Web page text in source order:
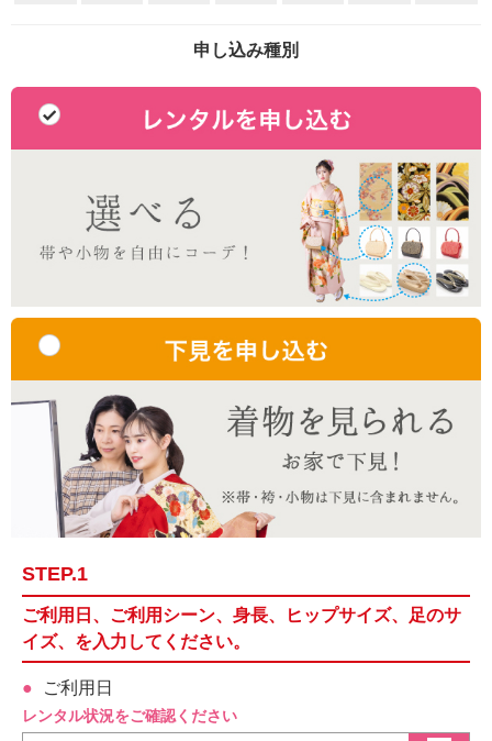
申し込み種別
STEP.1
ご利用日、ご利用シーン、身長、ヒップサイズ、足のサ
イズ、を入力してください。
ご利用日
レンタル状況をご確認ください